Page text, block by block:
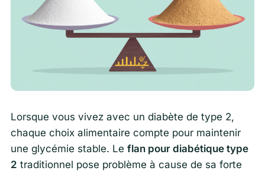
Lorsque vous vivez avec un diabète de type 2,
chaque choix alimentaire compte pour maintenir
une glycémie stable. Le flan pour diabétique type
2 traditionnel pose problème à cause de sa forte